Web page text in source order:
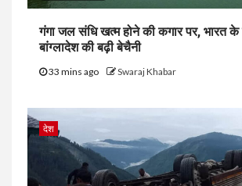
गंगा जल संधि खत्म होने की कगार पर, भारत
बांग्लादेश की बढ़ी बेचैनी
33 mins ago Swaraj Khabar
देश